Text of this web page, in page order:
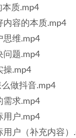
本质.mp4
内容的本质.mp4
思维.mp4
问题.mp4
操.mp4
做抖音.mp4
需求.mp4
用户.mp4
用户（补充内容）